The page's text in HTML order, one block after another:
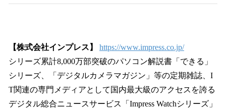
【株式会社インプレス】
https://www.impress.co.jp/
シリーズ累計8,000万部突破のパソコン解説書「できる」
シリーズ、「デジタルカメラマガジン」等の定期雑誌、I
T関連の専門メディアとして国内最大級のアクセスを誇る
デジタル総合ニュースサービス「Impress Watchシリーズ」